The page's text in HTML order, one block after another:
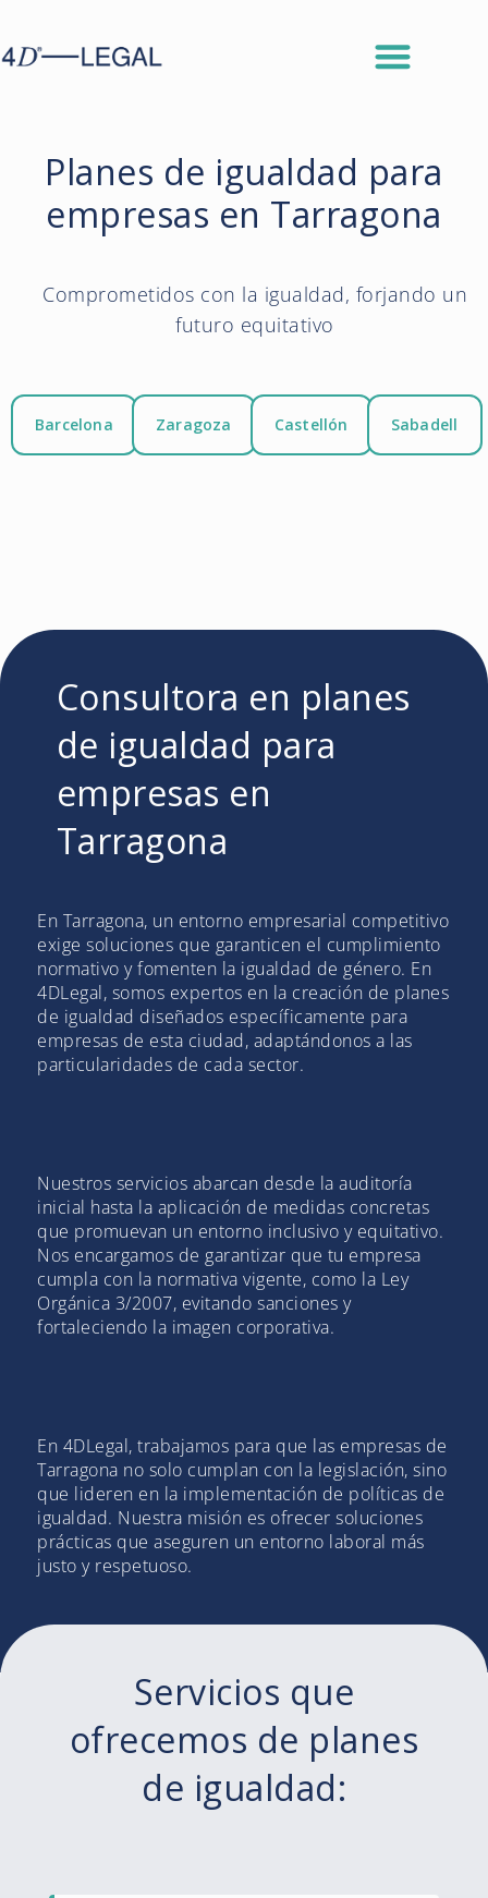
Planes de igualdad para
empresas en Tarragona
Comprometidos con la igualdad, forjando un
futuro equitativo
Barcelona Zaragoza Castellón Sabadell
Consultora en planes
de igualdad para
empresas en
Tarragona
En Tarragona, un entorno empresarial competitivo
exige soluciones que garanticen el cumplimiento
normativo y fomenten la igualdad de género. En
4DLegal, somos expertos en la creación de planes
de igualdad diseñados específicamente para
empresas de esta ciudad, adaptándonos a las
particularidades de cada sector.
Nuestros servicios abarcan desde la auditoría
inicial hasta la aplicación de medidas concretas
que promuevan un entorno inclusivo y equitativo.
Nos encargamos de garantizar que tu empresa
cumpla con la normativa vigente, como la Ley
Orgánica 3/2007, evitando sanciones y
fortaleciendo la imagen corporativa.
En 4DLegal, trabajamos para que las empresas de
Tarragona no solo cumplan con la legislación, sino
que lideren en la implementación de políticas de
igualdad. Nuestra misión es ofrecer soluciones
prácticas que aseguren un entorno laboral más
justo y respetuoso.
Servicios que
ofrecemos de planes
de igualdad: